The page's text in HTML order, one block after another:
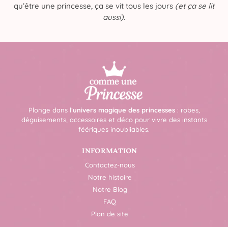
qu’être une princesse, ça se vit tous les jours (et ça se lit
aussi).
Plonge dans l’univers magique des princesses: robes,
déguisements, accessoires et déco pour vivre des instants
féériques inoubliables.
INFORMATION
Contactez-nous
Notre histoire
Notre Blog
FAQ
Plan de site